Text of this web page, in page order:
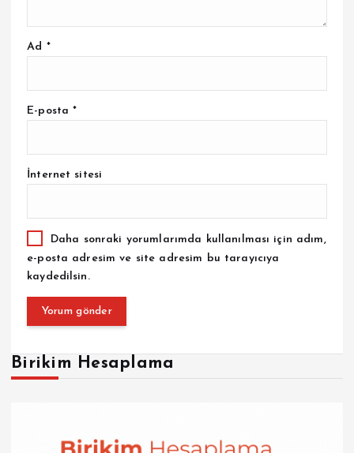
Ad *
E-posta*
İnternet sitesi
Daha sonraki yorumlarımda kullanılması için adım,
e-posta adresim ve site adresim bu tarayıcıya
kaydedilsin.
Birikim Hesaplama